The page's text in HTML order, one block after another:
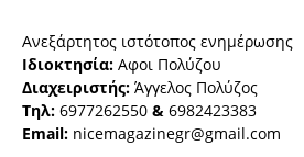
Ανεξάρτητος ιστότοπος ενημέρωσης
Ιδιοκτησία: Αφοι Πολύζου
Διαχειριστής: Άγγελος Πολύζος
Τηλ: 6977262550 & 6982423383
Email: nicemagazinegr@gmail.com